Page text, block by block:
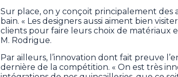
Sur place, on y conçoit principalement des
bain. « Les designers aussi aiment bien
clients pour faire leurs choix de matériaux
M. Rodrigue.
Par ailleurs, l’innovation dont fait preuve
dernière de la compétition. « On est très